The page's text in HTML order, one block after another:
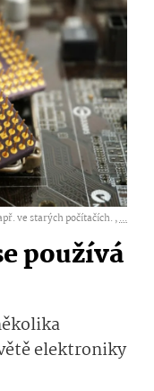
ve starých počítačích. ,...
používá
elektroniky